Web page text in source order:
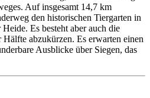
Auf insgesamt 14,7 km
den historischen Tiergarten in
Es besteht aber auch die
abzukürzen. Es erwarten einen
Ausblicke über Siegen, das